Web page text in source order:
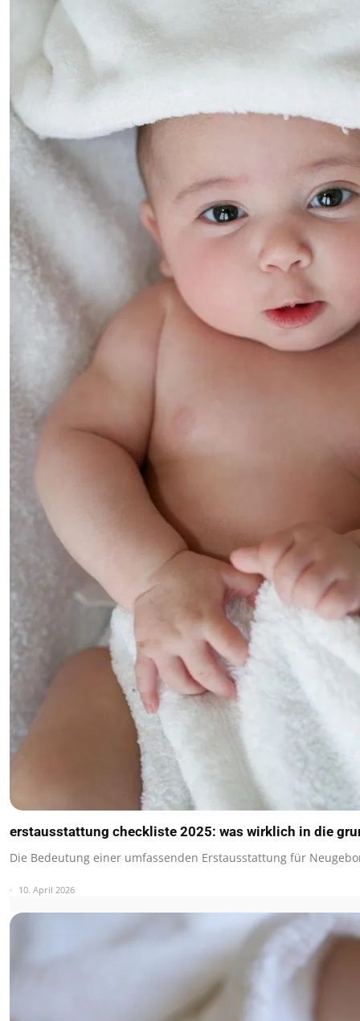
erstausstattung checkliste 2025: was wirklich in die
Die Bedeutung einer umfassenden Erstausstattung für
10. April 2026